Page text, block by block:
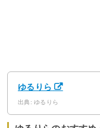
ゆるりら
出典: ゆるりら